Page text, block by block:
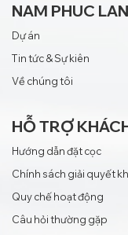
NAM PHUC
Dự án
Tin tức & Sự kiên
Về chúng tôi
HỖ TRỢ
Hướng dẫn đặt cọc
Chính sách giải quyết
Quy chế hoạt động
Câu hỏi thường gặp